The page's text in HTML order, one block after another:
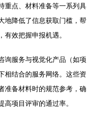
重点、材料准备等一系列具
地降低了信息获取门槛，帮
效把握申报机遇。
询服务与视觉化产品（如项
相结合的服务网络。这些资
准备材料时的规范参考，确
项目评审的通过率。